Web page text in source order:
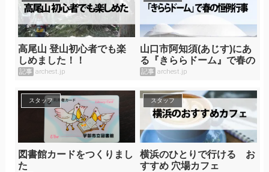
高尾山 登山初心者でも楽
しめました！！
記事 archest.jp
山口市阿知須(あじす)にあ
る『きららドーム』で春の
恒例行事へ！
記事 archest.jp
スタッフ
図書館カードをつくりまし
た
スタッフ
横浜のひとりで行ける お
すすめ 穴場カフェ